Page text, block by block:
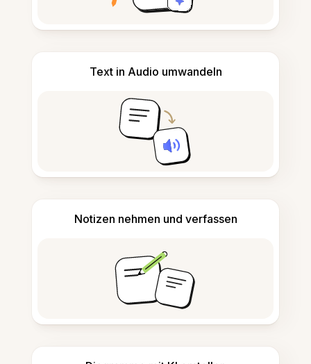
Text in Audio umwandeln
Notizen nehmen und verfassen